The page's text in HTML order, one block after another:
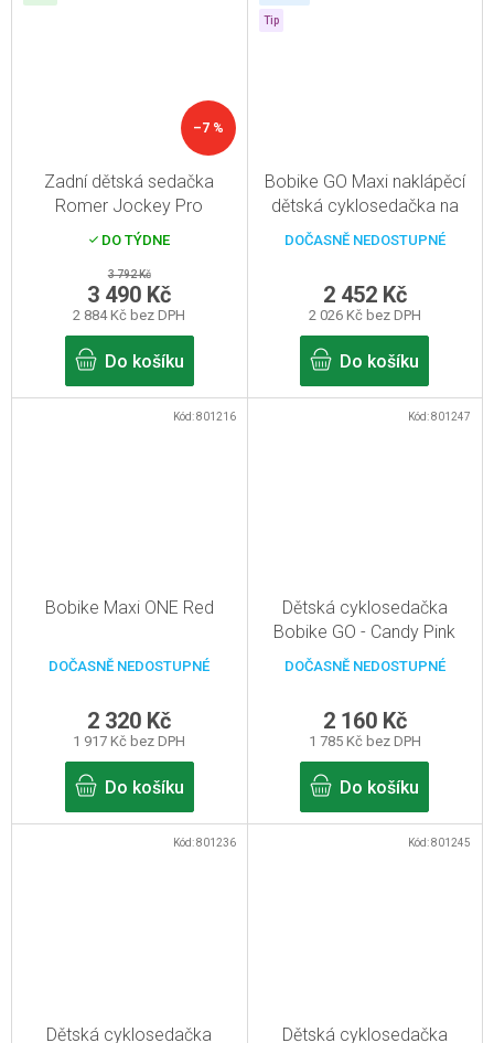
–7 %
Zadní dětská sedačka
Romer Jockey Pro
DO TÝDNE
3 792 Kč
2 884 Kč bez DPH
3 490 Kč
Do košíku
Tip
Bobike GO Maxi naklápěcí
dětská cyklosedačka na
zadní nosič šedá
DOČASNĚ NEDOSTUPNÉ
2 026 Kč bez DPH
2 452 Kč
Do košíku
Bobike Maxi ONE Red
DOČASNĚ NEDOSTUPNÉ
1 917 Kč bez DPH
2 320 Kč
Do košíku
Kód:801216
Dětská cyklosedačka
Bobike GO - Candy Pink
Pro sedlovou trubku rámu
DOČASNĚ NEDOSTUPNÉ
1 785 Kč bez DPH
2 160 Kč
Do košíku
Kód:801247
Dětská cyklosedačka
Kód:801236
Dětská cyklosedačka
Kód:801245